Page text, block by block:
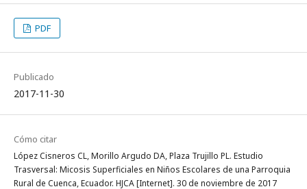
PDF
Publicado
2017-11-30
Cómo citar
López Cisneros CL, Morillo Argudo DA, Plaza Trujillo PL. Estudio
Trasversal: Micosis Superficiales en Niños Escolares de una Parroquia
Rural de Cuenca, Ecuador. HJCA [Internet]. 30 de noviembre de 2017